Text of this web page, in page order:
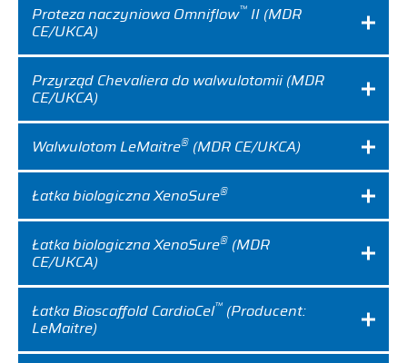
Proteza naczyniowa Omniflow™ II (MDR
CE/UKCA)
Przyrząd Chevaliera do walwulotomii (MDR
CE/UKCA)
Walwulotom LeMaitre® (MDR CE/UKCA)
Łatka biologiczna XenoSure®
Łatka biologiczna XenoSure® (MDR
CE/UKCA)
Łatka Bioscaffold CardioCel™ (Producent:
LeMaitre)